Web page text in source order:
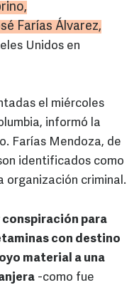
Farías Álvarez,
Unidos en
el miércoles
informó la
Farías Mendoza, de
identificados como
organización criminal.
para
con destino
material a una
-como fue